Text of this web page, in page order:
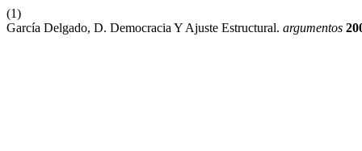
(1)
García Delgado, D. Democracia Y Ajuste Estructural. argumentos